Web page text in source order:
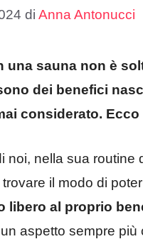
di Anna Antonucci
una sauna non è
dei benefici
considerato.
noi, nella sua routine
il modo di poter
libero al proprio
aspetto sempre più